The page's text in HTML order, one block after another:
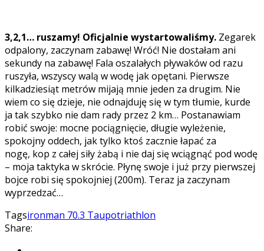
3,2,1… ruszamy! Oficjalnie wystartowaliśmy. Zegarek
odpalony, zaczynam zabawę! Wróć! Nie dostałam ani
sekundy na zabawę! Fala oszalałych pływaków od razu
ruszyła, wszyscy walą w wodę jak opętani. Pierwsze
kilkadziesiąt metrów mijają mnie jeden za drugim. Nie
wiem co się dzieje, nie odnajduję się w tym tłumie, kurde
ja tak szybko nie dam rady przez 2 km… Postanawiam
robić swoje: mocne pociągnięcie, długie wyleżenie,
spokojny oddech, jak tylko ktoś zacznie łapać za
nogę, kop z całej siły żabą i nie daj się wciągnąć pod wodę
– moja taktyka w skrócie. Płynę swoje i już przy pierwszej
bojce robi się spokojniej (200m). Teraz ja zaczynam
wyprzedzać…
Tagsironman 70.3 Taupotriathlon
Share: